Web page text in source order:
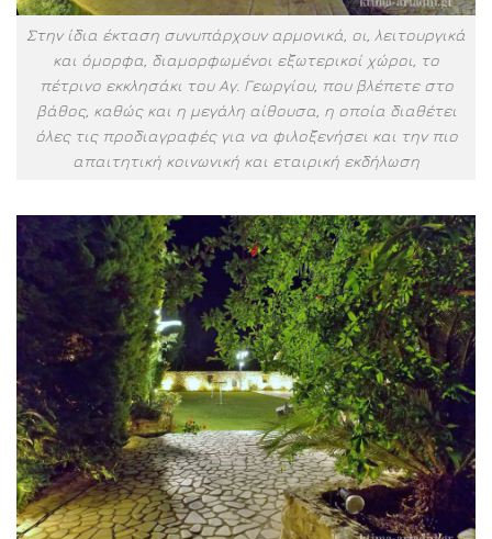
Στην ίδια έκταση συνυπάρχουν αρμονικά, οι, λειτουργικά
και όμορφα, διαμορφωμένοι εξωτερικοί χώροι, το
πέτρινο εκκλησάκι του Αγ. Γεωργίου, που βλέπετε στο
βάθος, καθώς και η μεγάλη αίθουσα, η οποία διαθέτει
όλες τις προδιαγραφές για να φιλοξενήσει και την πιο
απαιτητική κοινωνική και εταιρική εκδήλωση